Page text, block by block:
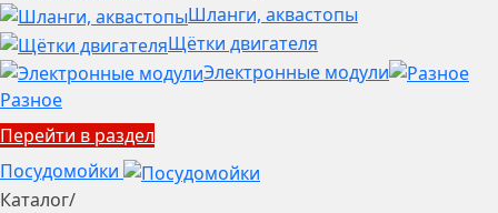
Шланги, аквастопы
Щётки двигателя
Электронные модули
Разное
Перейти в раздел
Посудомойки
Каталог/